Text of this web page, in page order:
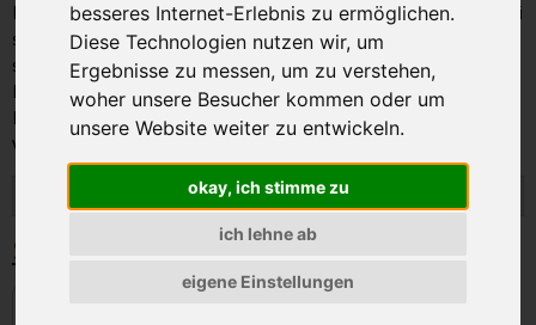
besseres Internet-Erlebnis zu ermöglichen.
Diese Technologien nutzen wir, um
Ergebnisse zu messen, um zu verstehen,
woher unsere Besucher kommen oder um
unsere Website weiter zu entwickeln.
okay, ich stimme zu
ich lehne ab
eigene Einstellungen
Bedingungen auf eigenen Strohballen, die komplett frei
sind von schädlichen Stoffen wie Pestiziden oder
strahlenden Substanzen.
Die
Shiitakepilzesind zudem besonders wertvolle
Lebensmittel: Sie sind recht vitaminreich und es gibt
wissenschaftlich gut belegte positive Effekte.
Speisepilze